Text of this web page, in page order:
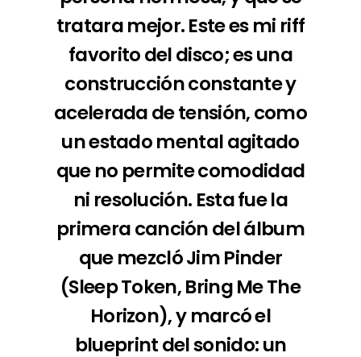
tratara mejor. Este es mi riff
favorito del disco; es una
construcción constante y
acelerada de tensión, como
un estado mental agitado
que no permite comodidad
ni resolución. Esta fue la
primera canción del álbum
que mezcló Jim Pinder
(Sleep Token, Bring Me The
Horizon), y marcó el
blueprint del sonido: un